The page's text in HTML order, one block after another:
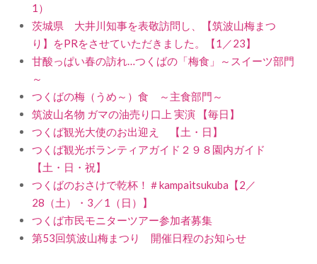
1）
茨城県 大井川知事を表敬訪問し、【筑波山梅まつ
り】をPRをさせていただきました。【1／23】
甘酸っぱい春の訪れ…つくばの「梅食」～スイーツ部門
～
つくばの梅（うめ～）食 ～主食部門～
筑波山名物 ガマの油売り口上 実演 【毎日】
つくば観光大使のお出迎え 【土・日】
つくば観光ボランティアガイド２９８園内ガイド
【土・日・祝】
つくばのおさけで乾杯！＃kampaitsukuba【2／
28（土）・3／1（日）】
つくば市民モニターツアー参加者募集
第53回筑波山梅まつり 開催日程のお知らせ